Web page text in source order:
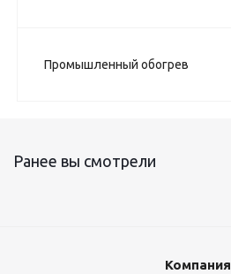
Промышленный обогрев
Ранее вы смотрели
Компания